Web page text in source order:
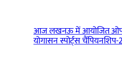
आज लखनऊ में आयोजित ओपन
योगासन स्पोर्ट्स